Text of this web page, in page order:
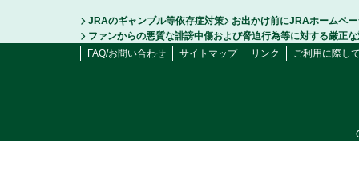
JRAのギャンブル等依存症対策
お出かけ前にJRAホームペ
ファンからの悪質な誹謗中傷および脅迫行為等に対する厳正
FAQ/お問い合わせ
サイトマップ リンク ご利用に際し